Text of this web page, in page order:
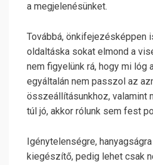
a megjelenésünket.
Továbbá, önkifejezésképpen
oldaltáska sokat elmond a
nem figyelünk rá, hogy mi lóg
egyáltalán nem passzol az
összeállításunkhoz, valamint
túl jó, akkor rólunk sem fest
Igénytelenségre,
kiegészítő, pedig lehet csak